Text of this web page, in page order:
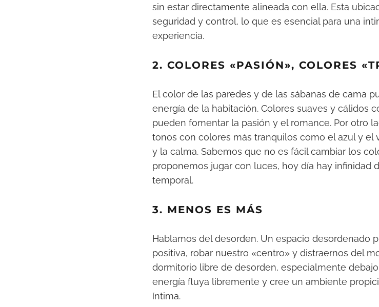
sin estar directamente alineada con ella. Esta
seguridad y control, lo que es esencial para una
experiencia.
2. COLORES «PASIÓN», COLORES
El color de las paredes y de las sábanas de cama
energía de la habitación. Colores suaves y cálidos
pueden fomentar la pasión y el romance. Por otro
tonos con colores más tranquilos como el azul y el
y la calma. Sabemos que no es fácil cambiar los
proponemos jugar con luces, hoy día hay infinidad
temporal.
3. MENOS ES MÁS
Hablamos del desorden. Un espacio desordenado
positiva, robar nuestro «centro» y distraernos del
dormitorio libre de desorden, especialmente
energía fluya libremente y cree un ambiente
íntima.